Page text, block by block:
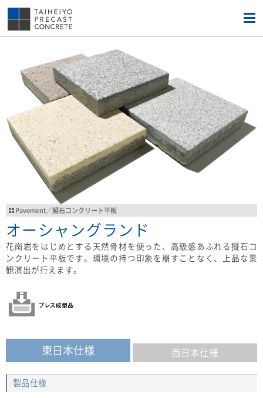
Pavement／擬石コンクリート平板
オーシャングランド
花崗岩をはじめとする天然骨材を使った、高級感あふれる擬石コ
ンクリート平板です。環境の持つ印象を崩すことなく、上品な景
観演出が行えます。
東日本仕様 西日本仕様
製品仕様